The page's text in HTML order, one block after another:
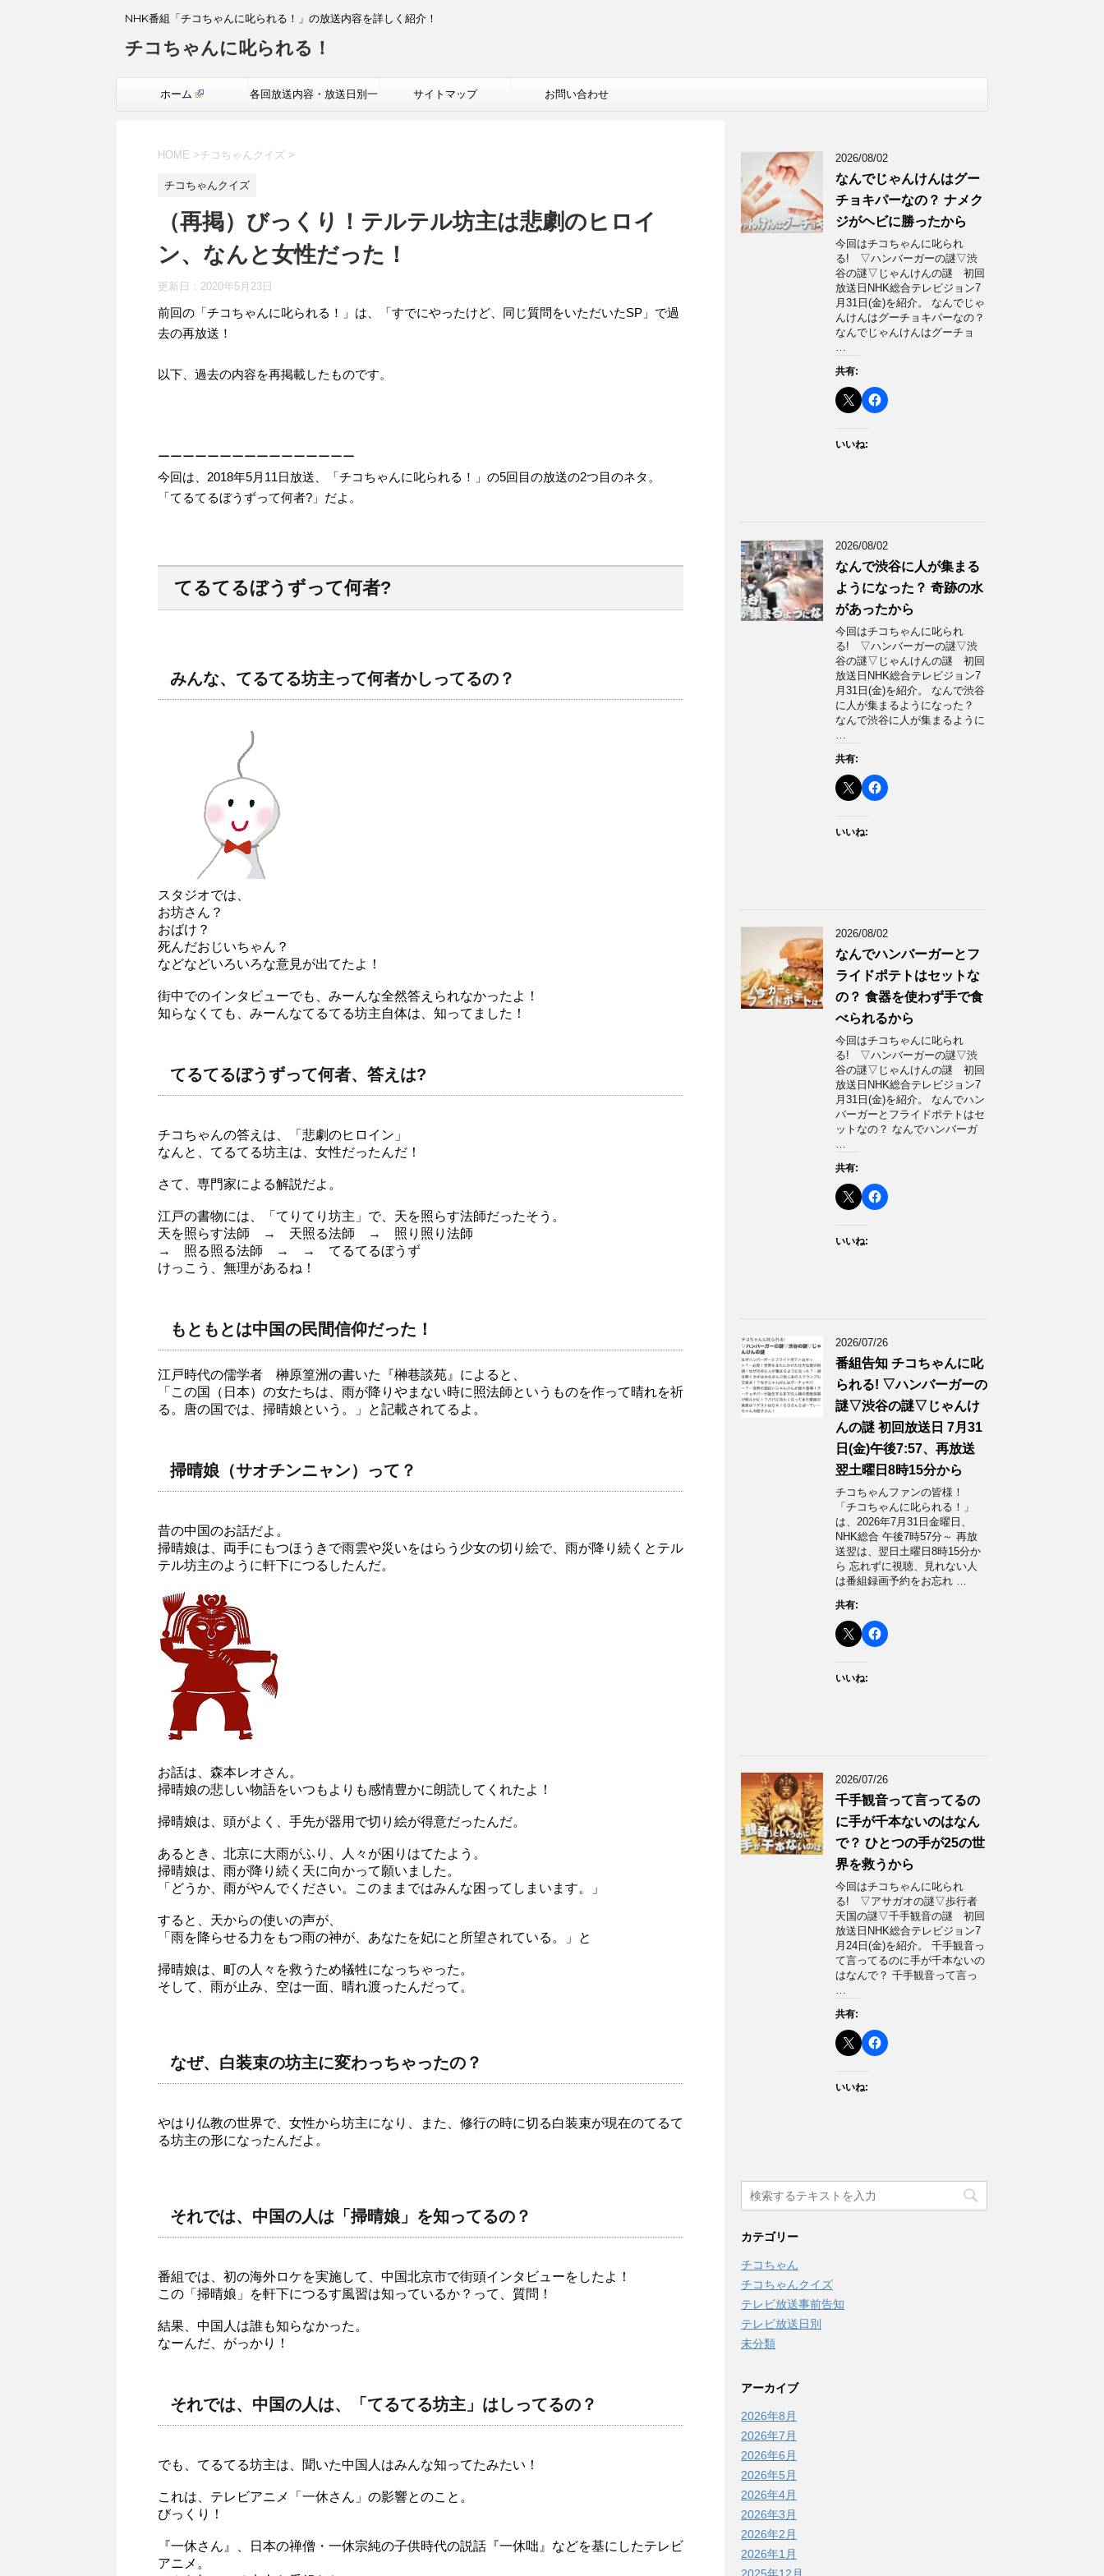
NHK番組「チコちゃんに叱られる！」の放送内容を詳しく紹介！
チコちゃんに叱られる！
ホーム 各回放送内容・放送日別一 サイトマップ お問い合わせ
HOME >チコちゃんクイズ >
チコちゃんクイズ
（再掲）びっくり！テルテル坊主は悲劇のヒロイ
ン、なんと女性だった！
更新日： 2020年5月23日
前回の「チコちゃんに叱られる！」​は、「すでにやったけど、同じ質問をいただいたSP」で過
去の再放送！
以下、過去の内容を再掲載したものです。
ーーーーーーーーーーーーーーーー
今回は、2018年5月11日放送、「チコちゃんに叱られる！」の5回目の放送の2つ目のネタ。
「てるてるぼうずって何者?」だよ。
てるてるぼうずって何者?
みんな、てるてる坊主って何者かしってるの？
スタジオでは、
お坊さん？
おばけ？
死んだおじいちゃん？
などなどいろいろな意見が出てたよ！
街中でのインタビューでも、みーんな全然答えられなかったよ！
知らなくても、みーんなてるてる坊主自体は、知ってました！
てるてるぼうずって何者、答えは?
チコちゃんの答えは、「悲劇のヒロイン」
なんと、てるてる坊主は、女性だったんだ！
さて、専門家による解説だよ。
江戸の書物には、「てりてり坊主」で、天を照らす法師だったそう。
天を照らす法師 → 天照る法師 → 照り照り法師
→ 照る照る法師 → → てるてるぼうず
けっこう、無理があるね！
もともとは中国の民間信仰だった！
江戸時代の儒学者 榊原篁洲の書いた『榊巷談苑』によると、
「この国（日本）の女たちは、雨が降りやまない時に照法師というものを作って晴れを祈
る。唐の国では、掃晴娘という。」と記載されてるよ。
掃晴娘（サオチンニャン）って？
昔の中国のお話だよ。
掃晴娘は、両手にもつほうきで雨雲や災いをはらう少女の切り絵で、雨が降り続くとテル
テル坊主のように軒下につるしたんだ。
お話は、森本レオさん。
掃晴娘の悲しい物語をいつもよりも感情豊かに朗読してくれたよ！
掃晴娘は、頭がよく、手先が器用で切り絵が得意だったんだ。
あるとき、北京に大雨がふり、人々が困りはてたよう。
掃晴娘は、雨が降り続く天に向かって願いました。
「どうか、雨がやんでください。このままではみんな困ってしまいます。」
すると、天からの使いの声が、
「雨を降らせる力をもつ雨の神が、あなたを妃にと所望されている。」と
掃晴娘は、町の人々を救うため犠牲になっちゃった。
そして、雨が止み、空は一面、晴れ渡ったんだって。
なぜ、白装束の坊主に変わっちゃったの？
やはり仏教の世界で、女性から坊主になり、また、修行の時に切る白装束が現在のてるて
る坊主の形になったんだよ。
それでは、中国の人は「掃晴娘」を知ってるの？
番組では、初の海外ロケを実施して、中国北京市で街頭インタビューをしたよ！
この「掃晴娘」を軒下につるす風習は知っているか？って、質問！
結果、中国人は誰も知らなかった。
なーんだ、がっかり！
それでは、中国の人は、「てるてる坊主」はしってるの？
でも、てるてる坊主は、聞いた中国人はみんな知ってたみたい！
これは、テレビアニメ「一休さん」の影響とのこと。
びっくり！
『一休さん』、日本の禅僧・一休宗純の子供時代の説話『一休咄』などを基にしたテレビ
アニメ。
2026/08/02
なんでじゃんけんはグー
チョキパーなの？ ナメク
ジがヘビに勝ったから
今回はチコちゃんに叱られ
る! ▽ハンバーガーの謎▽渋
谷の謎▽じゃんけんの謎 初回
放送日NHK総合テレビジョン7
月31日(金)を紹介。 なんでじゃ
んけんはグーチョキパーなの？
なんでじゃんけんはグーチョ
…
共有:
いいね:
2026/08/02
なんで渋谷に人が集まる
ようになった？ 奇跡の水
があったから
今回はチコちゃんに叱られ
る! ▽ハンバーガーの謎▽渋
谷の謎▽じゃんけんの謎 初回
放送日NHK総合テレビジョン7
月31日(金)を紹介。 なんで渋谷
に人が集まるようになった？
なんで渋谷に人が集まるように
…
共有:
いいね:
2026/08/02
なんでハンバーガーとフ
ライドポテトはセットな
の？ 食器を使わず手で食
べられるから
今回はチコちゃんに叱られ
る! ▽ハンバーガーの謎▽渋
谷の謎▽じゃんけんの謎 初回
放送日NHK総合テレビジョン7
月31日(金)を紹介。 なんでハン
バーガーとフライドポテトはセ
ットなの？ なんでハンバーガ
…
共有:
いいね:
2026/07/26
番組告知 チコちゃんに叱
られる! ▽ハンバーガーの
謎▽渋谷の謎▽じゃんけ
んの謎 初回放送日 7月31
日(金)午後7:57、再放送
翌土曜日8時15分から
チコちゃんファンの皆様！
「チコちゃんに叱られる！」​
は、2026年7月31日金曜日、
NHK総合 午後7時57分～ 再放
送翌は、翌日土曜日8時15分か
ら 忘れずに視聴、見れない人
は番組録画予約をお忘れ …
共有:
いいね:
2026/07/26
千手観音って言ってるの
に手が千本ないのはなん
で？ ひとつの手が25の世
界を救うから
今回はチコちゃんに叱られ
る! ▽アサガオの謎▽歩行者
天国の謎▽千手観音の謎 初回
放送日NHK総合テレビジョン7
月24日(金)を紹介。 千手観音っ
て言ってるのに手が千本ないの
はなんで？ 千手観音って言っ
…
共有:
いいね:
カテゴリー
チコちゃん
チコちゃんクイズ
テレビ放送事前告知
テレビ放送日別
未分類
アーカイブ
2026年8月
2026年7月
2026年6月
2026年5月
2026年4月
2026年3月
2026年2月
2026年1月